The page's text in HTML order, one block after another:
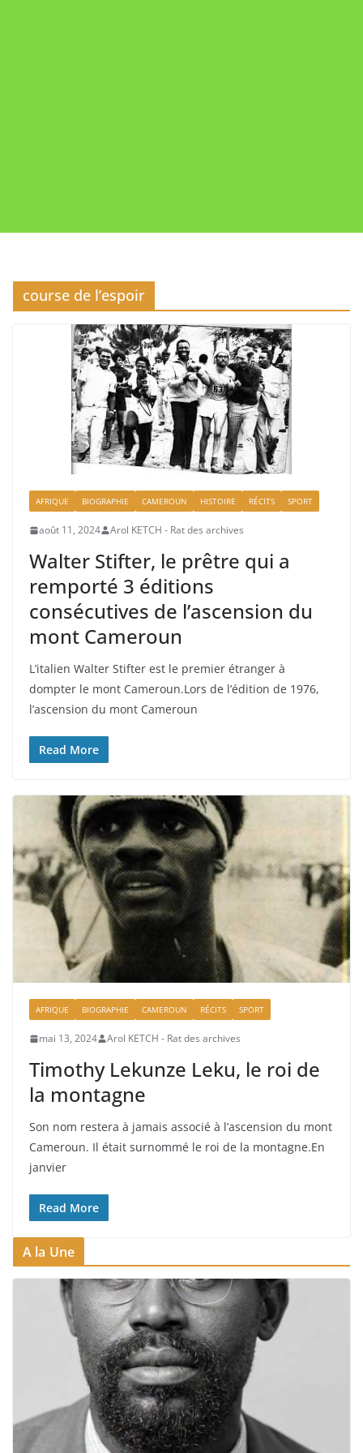
course de l’espoir
AFRIQUE BIOGRAPHIE CAMEROUN HISTOIRE RÉCITS SPORT
août 11, 2024 Arol KETCH - Rat des archives
Walter Stifter, le prêtre qui a
remporté 3 éditions
consécutives de l’ascension du
mont Cameroun
L’italien Walter Stifter est le premier étranger à
dompter le mont Cameroun.Lors de l’édition de 1976,
l’ascension du mont Cameroun
Read More
AFRIQUE BIOGRAPHIE CAMEROUN RÉCITS SPORT
mai 13, 2024 Arol KETCH - Rat des archives
Timothy Lekunze Leku, le roi de
la montagne
Son nom restera à jamais associé à l’ascension du mont
Cameroun. Il était surnommé le roi de la montagne.En
janvier
Read More
A la Une